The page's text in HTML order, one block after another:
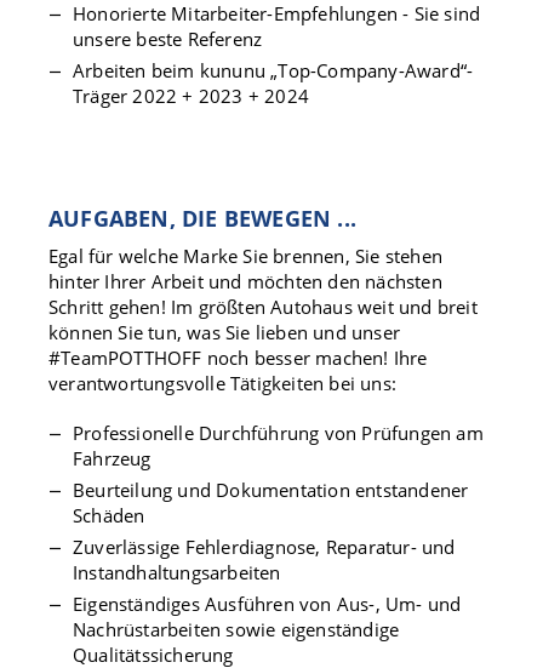
Honorierte Mitarbeiter-Empfehlungen - Sie sind
unsere beste Referenz
Arbeiten beim kununu „Top-Company-Award“-
Träger 2022 + 2023 + 2024
AUFGABEN, DIE BEWEGEN ...
Egal für welche Marke Sie brennen, Sie stehen
hinter Ihrer Arbeit und möchten den nächsten
Schritt gehen! Im größten Autohaus weit und breit
können Sie tun, was Sie lieben und unser
#TeamPOTTHOFF noch besser machen! Ihre
verantwortungsvolle Tätigkeiten bei uns:
Professionelle Durchführung von Prüfungen am
Fahrzeug
Beurteilung und Dokumentation entstandener
Schäden
Zuverlässige Fehlerdiagnose, Reparatur- und
Instandhaltungsarbeiten
Eigenständiges Ausführen von Aus-, Um- und
Nachrüstarbeiten sowie eigenständige
Qualitätssicherung